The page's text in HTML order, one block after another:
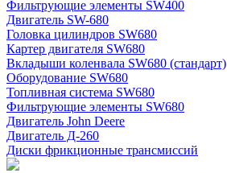
Фильтрующие элементы SW400
Двигатель SW-680
Головка цилиндров SW680
Картер двигателя SW680
Вкладыши коленвала SW680 (стандарт)
Оборудование SW680
Топливная система SW680
Фильтрующие элементы SW680
Двигатель John Deere
Двигатель Д-260
Диски фрикционные трансмиссий